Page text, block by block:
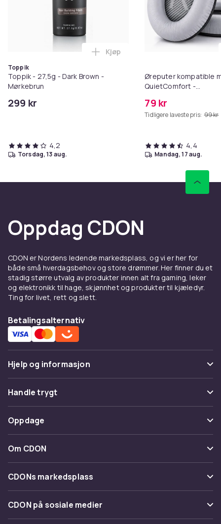
Toppik
Toppik - 27,5g - Dark Brown -
Mørkebrun
299 kr
Legg Toppik - 27,5g - Dark
Kjøp
4,2
torsdag, 13 aug.
Øreputer kompatible
QuietComfort -
79 kr
Tidligere laveste pris: 99 kr
4,4
mandag, 17 aug.
Oppdag CDON
CDON er Nordens ledende markedsplass, og vi er her for
både små hverdagsbehov og store drømmer. Her finner du et
stadig større utvalg av produkter innen alt fra gaming, leker
og elektronikk til hage, skjønnhet og produkter til kjæledyr.
Ting for livet, rett og slett.
Betalingsalternativ
Hjelp og informasjon
Vanlige spørsmål
Spor pakke
Angre & returner her
Kontakt oss
Handle trygt
Betaling
Levering
Tilbakekallinger
Oppdage
Kategorier
Varemerker
Om CDON
Om oss
Kundeanmeldelser
Jobbe på CDON
CDONs markedsplass
Merchant Help Center
CDON på sosiale medier